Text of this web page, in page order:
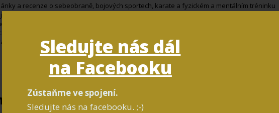
a recenze o sebeobraně, bojových sportech, karate a fyzickém a mentálním tréninku
sporty se zabývám už od dětství. – od 4 let trénuji karate a od 18 let se aktivně věnuji
„V současné době jsem trenérem skupiny Profi karate a předsedou v klubu Karate
z.s.„ Jsem nadšeným autorem několika online i "offline" projektů - například Výzvu: KARATE
Sledujte nás dál
na Facebooku
Zústaňme ve spojení.
Sledujte nás na facebooku. ;-)